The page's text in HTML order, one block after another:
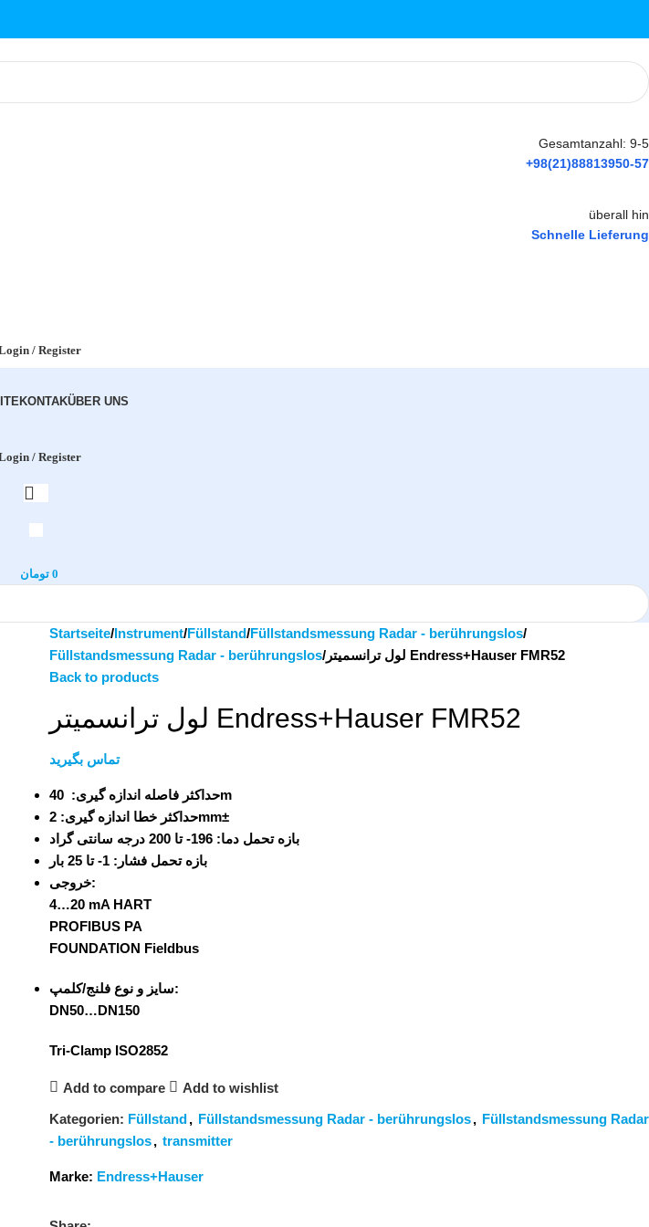
Gesamtanzahl: 9-5
+98(21)88813950-57
überall hin
Schnelle Lieferung
/ Register
KONTAKÜBER UNS
/ Register
0 تومان
Startseite Instrument Füllstand Füllstandsmessung Radar - berührungslos
Füllstandsmessung Radar - berührungslos
لول ترانسمیتر Endress+Hauser FMR52
Back to products
لول ترانسمیتر Endress+Hauser FMR52
تماس بگیرید
حداکثر فاصله اندازه گیری:40m
حداکثر خطا اندازه گیری:2mm±
بازه تحمل دما: 196- تا 200 درجه سانتی گراد
بازه تحمل فشار: 1- تا 25 بار
خروجی:
4…20 mA HART
PROFIBUS PA
FOUNDATION Fieldbus
سایز و نوع فلنج/کلمپ:
DN50…DN150
Tri-Clamp ISO2852
Add to compare Add to wishlist
Kategorien: Füllstand, Füllstandsmessung Radar - berührungslos, Füllstandsmessung Radar
- berührungslos, transmitter
Marke: Endress+Hauser